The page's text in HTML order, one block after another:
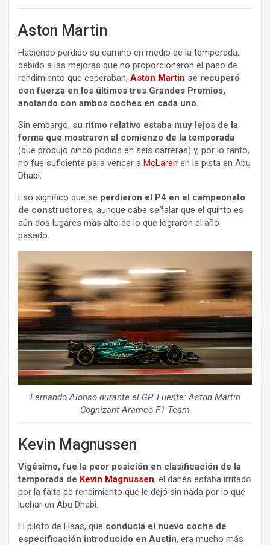
Aston Martin
Habiendo perdido su camino en medio de la temporada,
debido a las mejoras que no proporcionaron el paso de
rendimiento que esperaban, Aston Martin se recuperó
con fuerza en los últimos tres Grandes Premios,
anotando con ambos coches en cada uno.
Sin embargo, su ritmo relativo estaba muy lejos de la
forma que mostraron al comienzo de la temporada
(que produjo cinco podios en seis carreras) y, por lo tanto,
no fue suficiente para vencer a McLaren en la pista en Abu
Dhabi.
Eso significó que se perdieron el P4 en el campeonato
de constructores, aunque cabe señalar que el quinto es
aún dos lugares más alto de lo que lograron el año
pasado.
Fernando Alonso durante el GP. Fuente: Aston Martin
Cognizant Aramco F1 Team
Kevin Magnussen
Vigésimo, fue la peor posición en clasificación de la
temporada de Kevin Magnussen, el danés estaba irritado
por la falta de rendimiento que le dejó sin nada por lo que
luchar en Abu Dhabi.
El piloto de Haas, que conducía el nuevo coche de
especificación introducido en Austin, era mucho más